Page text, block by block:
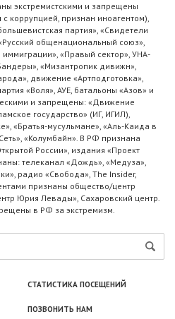
экстремистскими и запрещены
коррупцией, признан иноагентом),
партия», «Свидетели
общенациональный союз»,
«Правый сектор», УНА-
«Мизантропик дивижн»,
движение «Артподготовка»,
«Воля», АУЕ, батальоны «Азов» и
и запрещены: «Движение
государство» (ИГ, ИГИЛ),
«Братья-мусульмане», «Аль-Каида в
«Колумбайн». В РФ признана
России», издания «Проект
телеканал «Дождь», «Медуза»,
радио «Свобода», The Insider,
признаны общество/центр
Юрия Левады», Сахаровский центр.
в РФ за экстремизм.
СТАТИСТИКА ПОСЕЩЕНИЙ
ПОЗВОНИТЬ НАМ